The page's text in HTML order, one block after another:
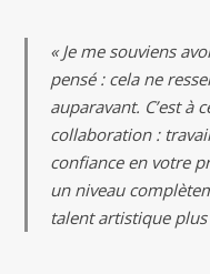
« Je me souviens
pensé : cela ne
auparavant. C’est à
collaboration :
confiance en votre
un niveau
talent artistique